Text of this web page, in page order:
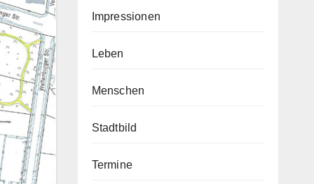
Impressionen
Leben
Menschen
Stadtbild
Termine